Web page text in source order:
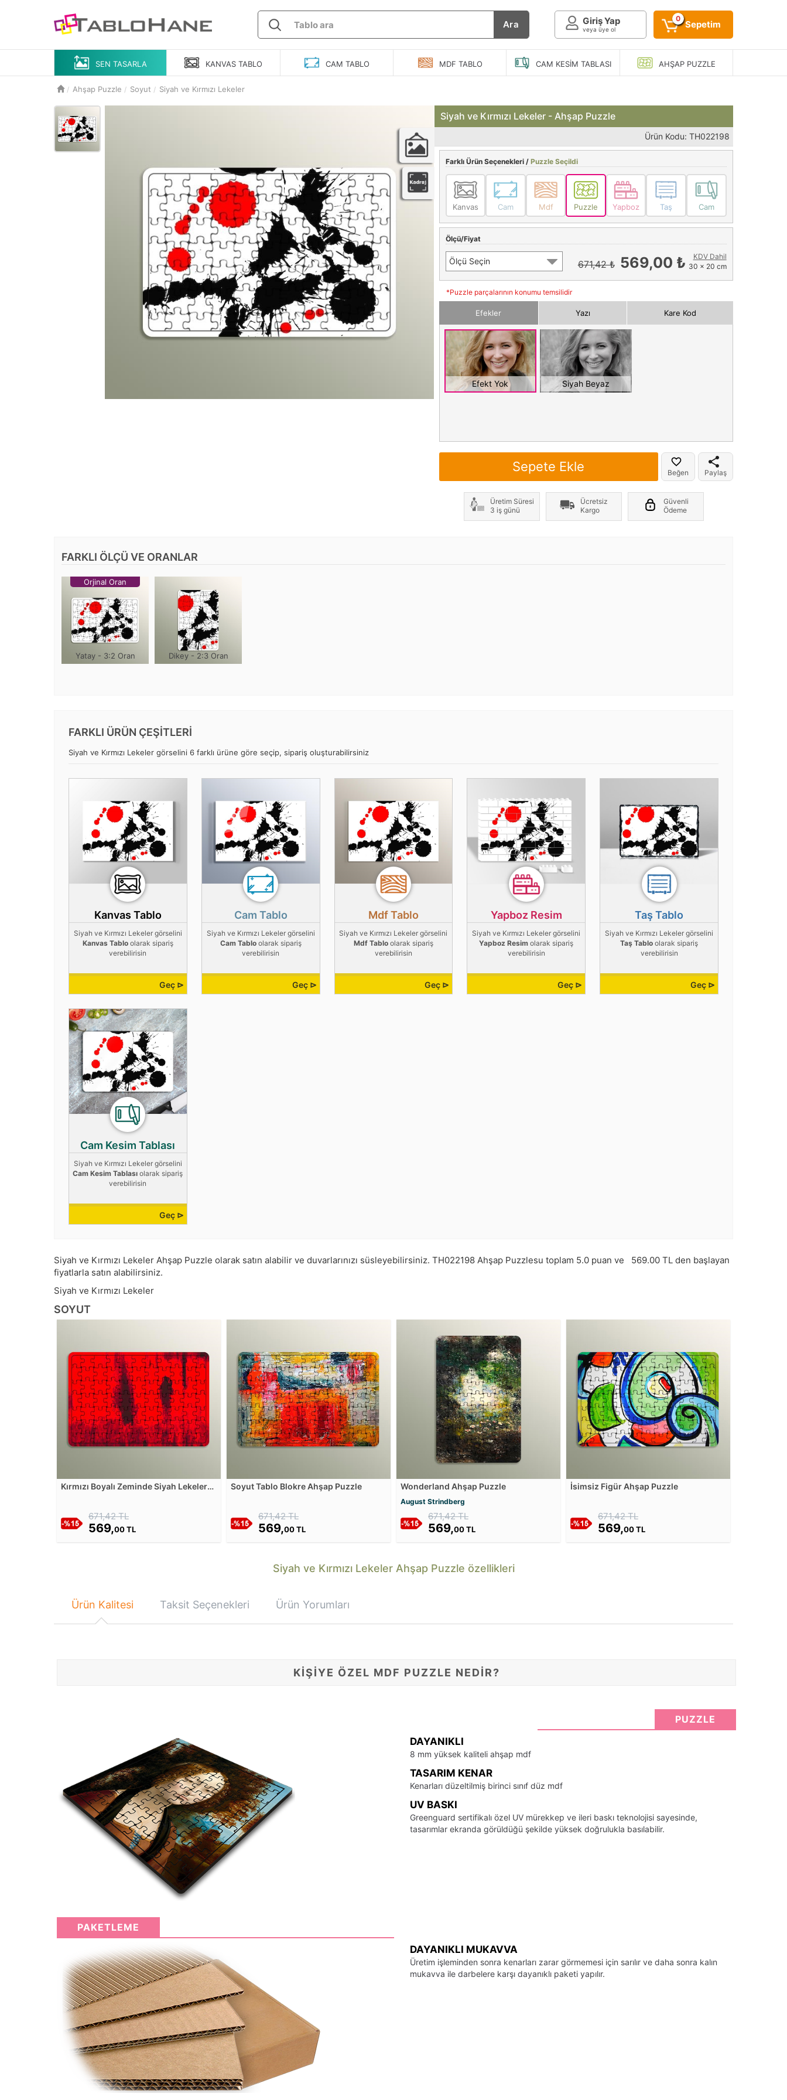
Ara Giriş Yap
veya üye ol
0
Sepetim
SEN TASARLA KANVAS TABLO CAM TABLO MDF TABLO CAM KESIM TABLASI AHŞAPPUZZLE
Ahşap Puzzle Soyut Siyah ve Kırmızı Lekeler
Siyah ve Kırmızı Lekeler - Ahşap Puzzle
Ürün Kodu: TH022198
Farklı Ürün Seçenekleri / Puzzle Seçildi
Kanvas Cam Mdf Puzzle Yapboz Taş Cam
Ölçü/Fiyat
Ölçü Seçin 671,42 ₺ 569,00 ₺
KDV Dahil
30 x 20 cm
*Puzzle parçalarının konumu temsilidir
Efekler Yazı Kare Kod
Efekt Yok Siyah Beyaz
Sepete Ekle Beğen Paylaş
Üretim Süresi
3 iş günü
Ücretsiz
Kargo
Güvenli
Ödeme
FARKLI ÖLÇÜ VE ORANLAR
Orjinal Oran
Yatay - 3:2 Oran Dikey - 2:3 Oran
FARKLI ÜRÜN ÇEŞİTLERİ
Siyah ve Kırmızı Lekeler görselini 6 farklı ürüne göre seçip, sipariş oluşturabilirsiniz
Kanvas Tablo
Siyah ve Kırmızı Lekeler görselini
Kanvas Tabloolarak sipariş
verebilirisin
Geç ⊳
Cam Tablo
Siyah ve Kırmızı Lekeler görselini
Cam Tabloolarak sipariş
verebilirisin
Geç ⊳
Mdf Tablo
Siyah ve Kırmızı Lekeler görselini
Mdf Tabloolarak sipariş
verebilirisin
Geç ⊳
Yapboz Resim
Siyah ve Kırmızı Lekeler görselini
Yapboz Resim olarak sipariş
verebilirisin
Geç ⊳
Taş Tablo
Siyah ve Kırmızı Lekeler görselini
Taş Tablo olarak sipariş
verebilirisin
Geç ⊳
Cam Kesim Tablası
Siyah ve Kırmızı Lekeler görselini
Cam Kesim Tablası olarak sipariş
verebilirisin
Geç ⊳
Siyah ve Kırmızı Lekeler Ahşap Puzzle olarak satın alabilir ve duvarlarınızı süsleyebilirsiniz. TH022198 Ahşap Puzzlesu toplam 5.0 puan ve 569.00 TL den başlayan
fiyatlarla satın alabilirsiniz.
Siyah ve Kırmızı Lekeler
SOYUT
Kırmızı Boyalı Zeminde Siyah Lekeler
671,42 TL
569,00 TL
Soyut Tablo Blokre Ahşap Puzzle
671,42 TL
569,00 TL
Wonderland Ahşap Puzzle
August Strindberg
671,42 TL
569,00 TL
İsimsiz Figür Ahşap Puzzle
671,42 TL
569,00 TL
Siyah ve Kırmızı Lekeler Ahşap Puzzle özellikleri
Ürün Kalitesi Taksit Seçenekleri Ürün Yorumları
KİŞİYE ÖZEL MDF PUZZLE NEDİR?
PUZZLE
DAYANIKLI
8 mm yüksek kaliteli ahşap mdf
TASARIM KENAR
Kenarları düzeltilmiş birinci sınıf düz mdf
UV BASKI
Greenguard sertifikalı özel UV mürekkep ve ileri baskı teknolojisi sayesinde,
tasarımlar ekranda görüldüğü şekilde yüksek doğrulukla basılabilir.
PAKETLEME
DAYANIKLI MUKAVVA
Üretim işleminden sonra kenarları zarar görmemesi için sarılır ve daha sonra kalın
mukavva ile darbelere karşı dayanıklı paketi yapılır.